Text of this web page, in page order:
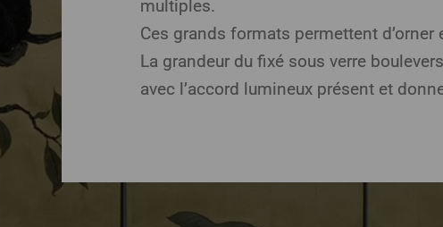
multiples.
Ces grands formats permettent
La grandeur du fixé sous verre
avec l’accord lumineux présent et